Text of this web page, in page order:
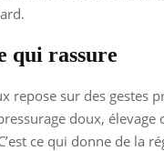
qui rassure
repose sur des gestes
doux, élevage
ce qui donne de la